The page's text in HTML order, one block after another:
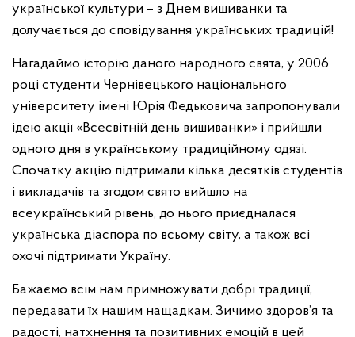
української культури – з Днем вишиванки та
долучається до сповідування українських традицій!
Нагадаймо історію даного народного свята, у 2006
році студенти Чернівецького національного
університету імені Юрія Федьковича запропонували
ідею акції «Всесвітній день вишиванки» і прийшли
одного дня в українському традиційному одязі.
Спочатку акцію підтримали кілька десятків студентів
і викладачів та згодом свято вийшло на
всеукраїнський рівень, до нього приєдналася
українська діаспора по всьому світу, а також всі
охочі підтримати Україну.
Бажаємо всім нам примножувати добрі традиції,
передавати їх нашим нащадкам. Зичимо здоров’я та
радості, натхнення та позитивних емоцій в цей